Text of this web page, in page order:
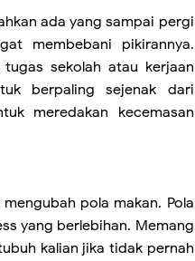
ada yang sampai pergi
membebani pikirannya.
sekolah atau kerjaan
berpaling sejenak dari
meredakan kecemasan
pola makan. Pola
yang berlebihan. Memang
kalian jika tidak pernah